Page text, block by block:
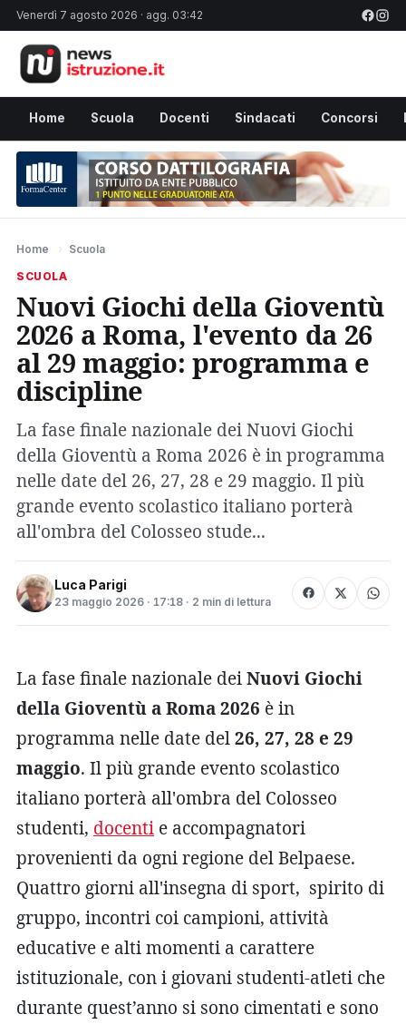
Venerdì 7 agosto 2026 · agg. 03:42
Home Scuola Docenti Sindacati Concorsi
Home › Scuola
SCUOLA
Nuovi Giochi della Gioventù
2026 a Roma, l'evento da 26
al 29 maggio: programma e
discipline
La fase finale nazionale dei Nuovi Giochi
della Gioventù a Roma 2026 è in programma
nelle date del 26, 27, 28 e 29 maggio. Il più
grande evento scolastico italiano porterà
all'ombra del Colosseo stude...
Luca Parigi
23 maggio 2026 · 17:18 · 2 min di lettura
La fase finale nazionale deiNuovi Giochi
della Gioventù a Roma 2026 è in
programma nelle date del26, 27, 28 e 29
maggio. Il più grande evento scolastico
italiano porterà all'ombra del Colosseo
studenti, docenti e accompagnatori
provenienti da ogni regione del Belpaese.
Quattro giorni all'insegna di sport, spirito di
gruppo, incontri coi campioni, attività
educative e alti momenti a carattere
istituzionale, con i giovani studenti-atleti che
durante quest’anno si sono cimentati e sono